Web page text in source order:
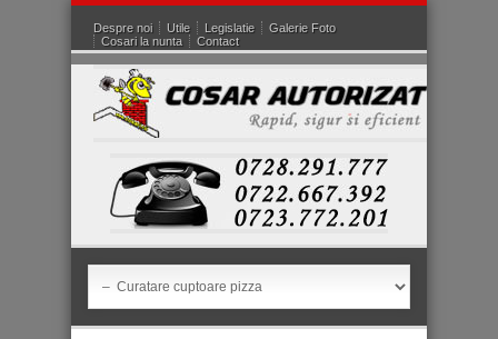
Despre noi Utile Legislatie
Galerie Foto
Cosari la nunta
Contact